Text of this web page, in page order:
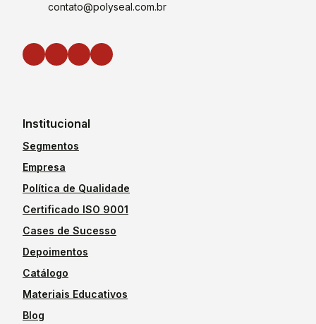
contato@polyseal.com.br
Institucional
Segmentos
Empresa
Política de Qualidade
Certificado ISO 9001
Cases de Sucesso
Depoimentos
Catálogo
Materiais Educativos
Blog